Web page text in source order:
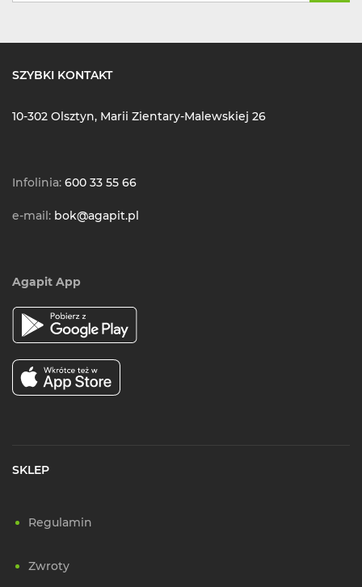
SZYBKI KONTAKT
10-302 Olsztyn, Marii Zientary-Malewskiej 26
Infolinia: 600 33 55 66
e-mail: bok@agapit.pl
Agapit App
SKLEP
Regulamin
Zwroty